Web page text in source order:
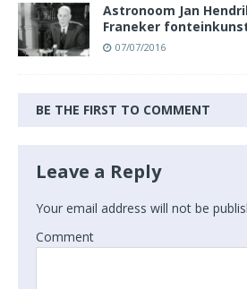
Astronoom Jan
Franeker
07/07/2016
BE THE FIRST TO COMMENT
Leave a Reply
Your email address will not be
Comment